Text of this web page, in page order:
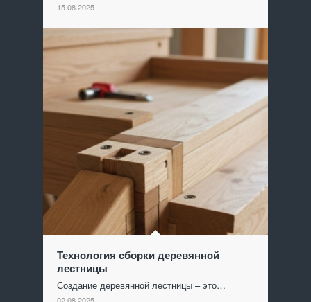
15.08.2025
Технология сборки деревянной
лестницы
Создание деревянной лестницы – это…
02.08.2025